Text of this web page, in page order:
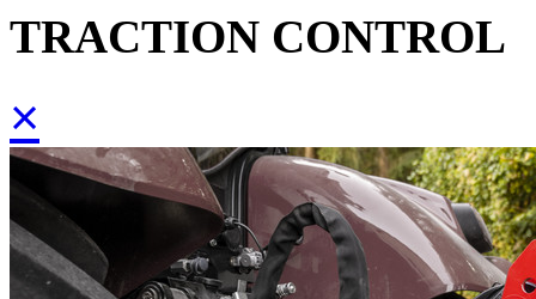
TRACTION CONTROL
×